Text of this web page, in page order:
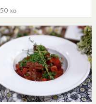
50 хв